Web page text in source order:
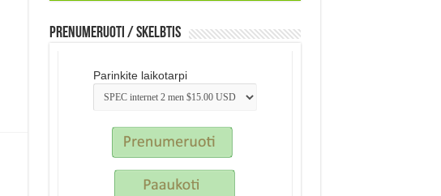
Prenumeruoti / Skelbtis
Parinkite laikotarpi